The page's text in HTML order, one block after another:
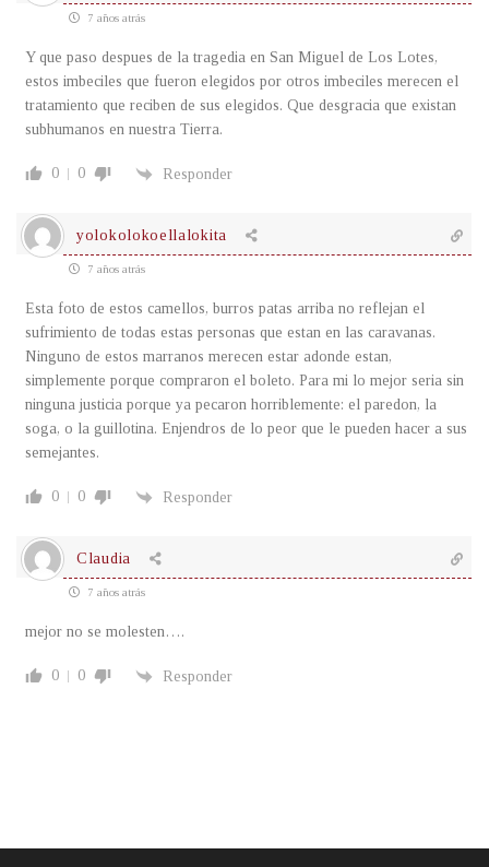
7 años atrás
Y que paso despues de la tragedia en San Miguel de Los Lotes,
estos imbeciles que fueron elegidos por otros imbeciles merecen el
tratamiento que reciben de sus elegidos. Que desgracia que existan
subhumanos en nuestra Tierra.
0 0 Responder
yolokolokoellalokita
7 años atrás
Esta foto de estos camellos, burros patas arriba no reflejan el
sufrimiento de todas estas personas que estan en las caravanas.
Ninguno de estos marranos merecen estar adonde estan,
simplemente porque compraron el boleto. Para mi lo mejor seria sin
ninguna justicia porque ya pecaron horriblemente: el paredon, la
soga, o la guillotina. Enjendros de lo peor que le pueden hacer a sus
semejantes.
0 0 Responder
Claudia
7 años atrás
mejor no se molesten….
0 0 Responder